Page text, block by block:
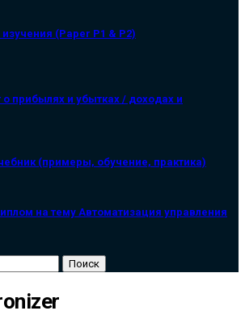
(Paper P1 & P2)
о прибылях и убытках / доходах и
(примеры, обучение, практика)
на тему Автоматизация управления